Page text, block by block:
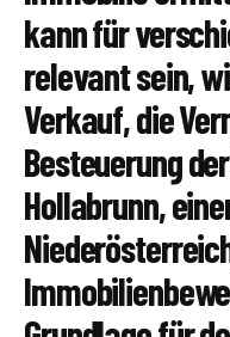
kann für
relevant sein,
Verkauf, die
Besteuerung
Hollabrunn,